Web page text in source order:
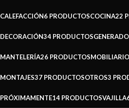
CALEFACCIÓN6 PRODUCTOSCOCINA22
DECORACIÓN34 PRODUCTOS
MANTELERÍA26 PRODUCTOSMOBILIARIO
MONTAJES37 PRODUCTOSOTROS3
PRÓXIMAMENTE14 PRODUCTOSVAJILLA